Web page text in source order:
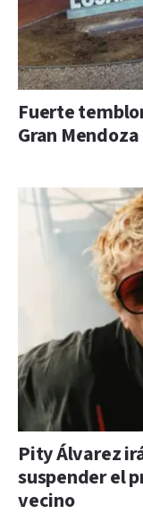
Fuerte
Gran Mendoza
Pity Álvarez
suspender el
vecino